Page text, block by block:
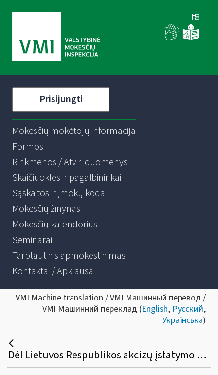
Prisijungti
Mokesčių mokėtojų informacija
Formos
Rinkmenos / Atviri duomenys
Skaičiuoklės ir pagalbininkai
Sąskaitos ir įmokų kodai
Mokesčių žinynas
Mokesčių kalendorius
Seminarai
Tarptautinis apmokestinimas
Kontaktai / Apklausa
VMI Machine translation / VMI Машинный перевод /
VMI Машинний переклад (English, Русский,
Українська)
Dėl Lietuvos Respublikos akcizų įstatymo 37 straipsnio 3 dalies taikymo nuo 2024 m. sausio 1 d. iki 2024 m. vasario 20 d.